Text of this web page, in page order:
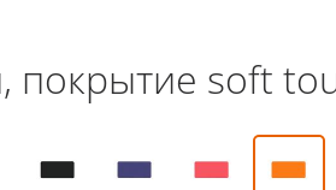
покрытие soft